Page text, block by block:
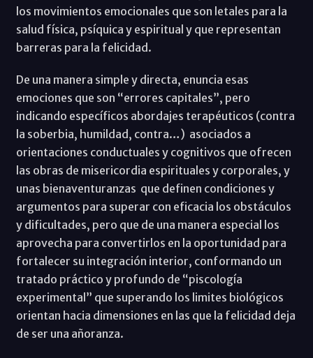
los movimientos emocionales que son letales para la
salud física, psíquica y espiritual y que representan
barreras para la felicidad.
De una manera simple y directa, enuncia esas
emociones que son “errores capitales”, pero
indicando específicos abordajes terapéuticos (contra
la soberbia, humildad, contra…) asociados a
orientaciones conductuales y cognitivos que ofrecen
las obras de misericordia espirituales y corporales, y
unas bienaventuranzas que definen condiciones y
argumentos para superar con eficacia los obstáculos
y dificultades, pero que de una manera especial los
aprovecha para convertirlos en la oportunidad para
fortalecer su integración interior, conformando un
tratado práctico y profundo de “piscología
experimental” que superando los limites biológicos
orientan hacia dimensiones en las que la felicidad deja
de ser una añoranza.